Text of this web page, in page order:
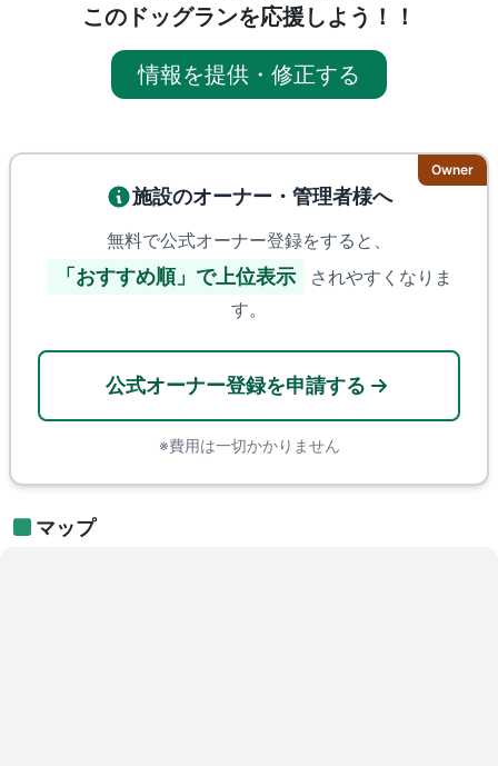
このドッグランを応援しよう！！
情報を提供・修正する
Owner
施設のオーナー・管理者様へ
無料で公式オーナー登録をすると、
「おすすめ順」で上位表示
されやすくなりま
す。
公式オーナー登録を申請する
※費用は一切かかりません
マップ